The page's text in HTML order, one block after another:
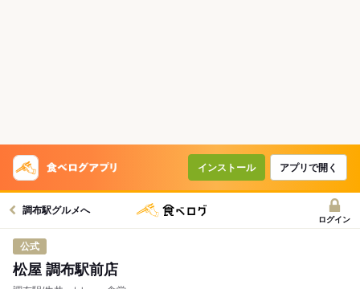
インストール アプリで開く
調布駅グルメへ
ログイン
公式
松屋 調布駅前店